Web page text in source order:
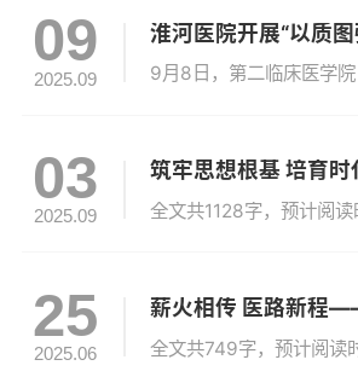
09
2025.09
03
2025.09
25
2025.06